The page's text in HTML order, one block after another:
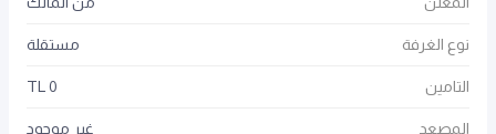
نوع الغرفة مستقلة
التامين 0 TL
المصعد غير موجود